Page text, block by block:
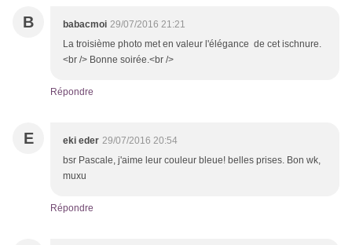
B babacmoi 29/07/2016 21:21
La troisième photo met en valeur l'élégance de cet ischnure.
<br /> Bonne soirée.<br />
Répondre
E eki eder 29/07/2016 20:54
bsr Pascale, j'aime leur couleur bleue! belles prises. Bon wk,
muxu
Répondre